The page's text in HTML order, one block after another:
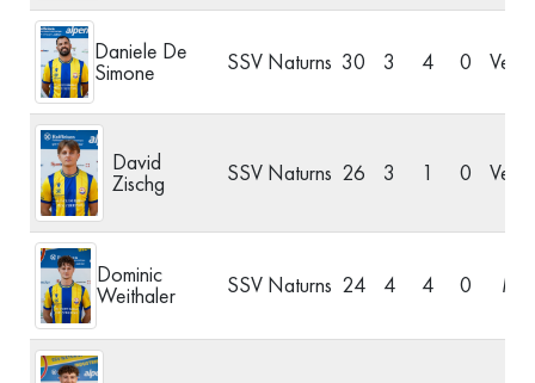
Daniele De
Simone SSV Naturns 30 3 4 0
David
Zischg SSV Naturns 26 3 1 0
Dominic
Weithaler SSV Naturns 24 4 4 0